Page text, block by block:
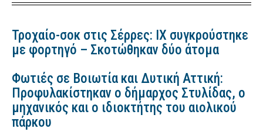
Τροχαίο-σοκ στις Σέρρες: ΙΧ συγκρούστηκε
με φορτηγό – Σκοτώθηκαν δύο άτομα
Φωτιές σε Βοιωτία και Δυτική Αττική:
Προφυλακίστηκαν ο δήμαρχος Στυλίδας, ο
μηχανικός και ο ιδιοκτήτης του αιολικού
πάρκου